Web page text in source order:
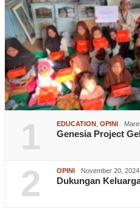
1 EDUCATION OPINI
Genesia Project
2 OPINI November 20, 2024
Dukungan